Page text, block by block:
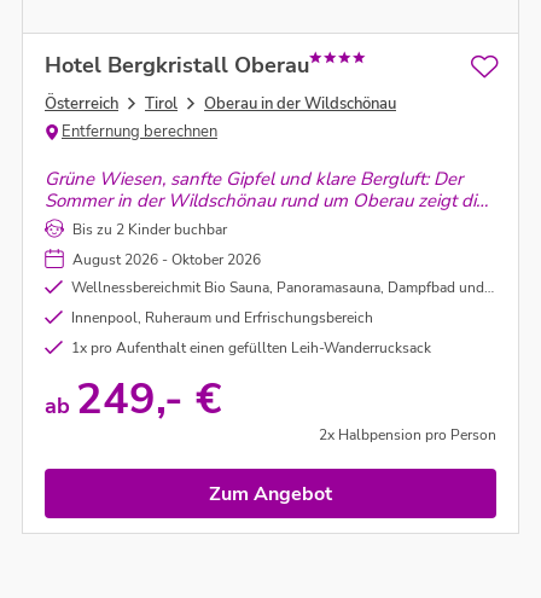
Hotel Bergkristall Oberau
Österreich Tirol
Oberau in der Wildschönau
Entfernung berechnen
Grüne Wiesen, sanfte Gipfel und klare Bergluft: Der
Sommer in der Wildschönau rund um Oberau zeigt die
Alpen von ihrer ruhigen und ursprünglichen Seite.
Bis zu 2 Kinder buchbar
August 2026 - Oktober 2026
Wellnessbereichmit Bio Sauna, Panoramasauna, Dampfbad und Infrarotkabine
Innenpool, Ruheraum und Erfrischungsbereich
1x pro Aufenthalt einen gefüllten Leih-Wanderrucksack
ab 249,- €
2x Halbpension pro Person
Zum Angebot